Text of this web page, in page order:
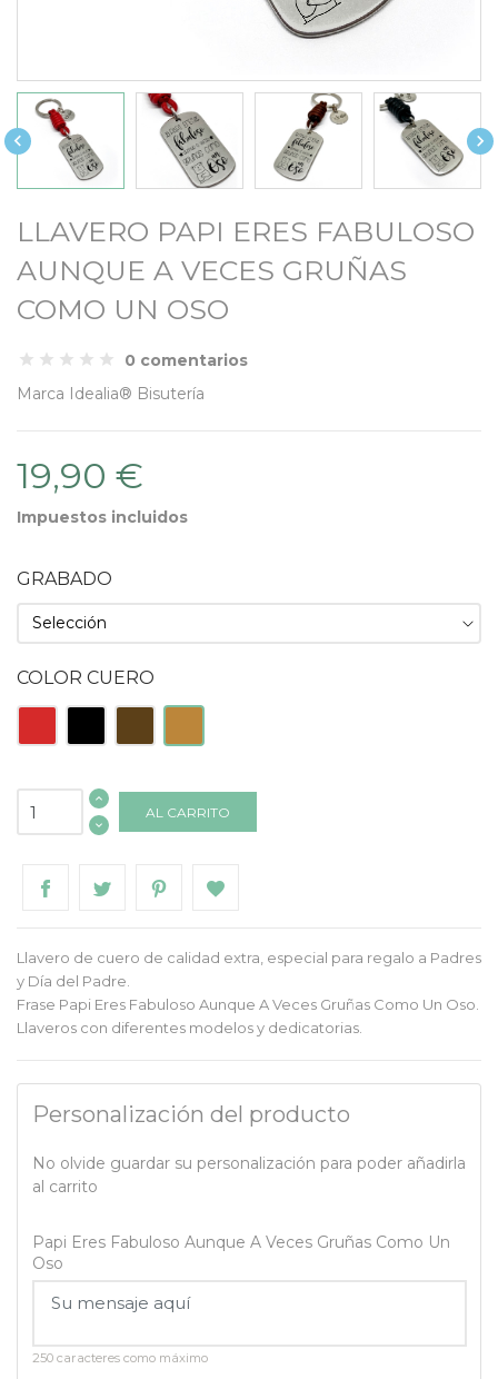
 
LLAVERO PAPI ERES FABULOSO
AUNQUE A VECES GRUÑAS
COMO UN OSO
0 comentarios
Marca Idealia® Bisutería
19,90 €
Impuestos incluidos
GRABADO
COLOR CUERO
Rojo Negro Tabaco
AL CARRITO
Llavero de cuero de calidad extra, especial para regalo a Padres
y Día del Padre.
Frase Papi Eres Fabuloso Aunque A Veces Gruñas Como Un Oso.
Llaveros con diferentes modelos y dedicatorias.
Personalización del producto
No olvide guardar su personalización para poder añadirla
al carrito
Papi Eres Fabuloso Aunque A Veces Gruñas Como Un
Oso
250 caracteres como máximo